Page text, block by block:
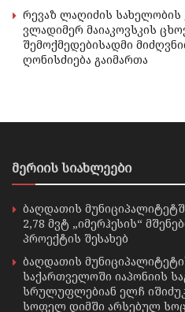
რევაზ ლაღიძის
ვლადიმერ მაიაკოვსკის
შემოქმედებისადმი
ღონისძიება გაიმართა
მერიის სიახლეები
ბაღდათის
2,78 მვტ „იმერჰესის“
პროექტის შესახებ
ბაღდათის
საქართველოში იაპონიის
სრულუფლებიან ელჩ
სოფელ დიმში არსებულ